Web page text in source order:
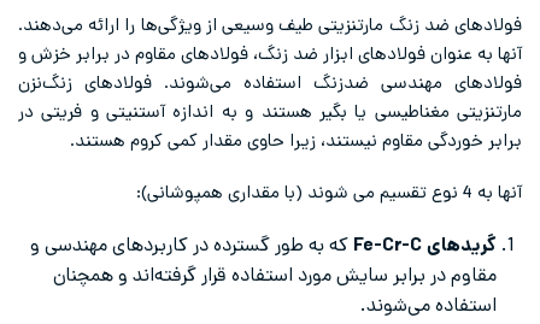
فولادهای ضد زنگ مارتنزیتی طیف وسیعی از ویژگی‌ها را ارائه می‌دهند.
آنها به عنوان فولادهای ابزار ضد زنگ، فولادهای مقاوم در برابر خزش و
فولادهای مهندسی ضدزنگ استفاده می‌شوند. فولادهای زنگ‌نزن
مارتنزیتی مغناطیسی یا بگیر هستند و به اندازه آستنیتی و فریتی در
برابر خوردگی مقاوم نیستند، زیرا حاوی مقدار کمی کروم هستند.
آنها به 4 نوع تقسیم می شوند (با مقداری همپوشانی):
گریدهای Fe-Cr-C
که به طور گسترده در کاربردهای مهندسی و
مقاوم در برابر سایش مورد استفاده قرار گرفته‌اند و همچنان
استفاده می‌شوند.